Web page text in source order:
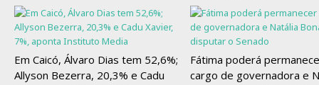
Em Caicó, Álvaro Dias tem 52,6%;
Allyson Bezerra, 20,3% e Cadu
Fátima poderá
cargo de governadora e